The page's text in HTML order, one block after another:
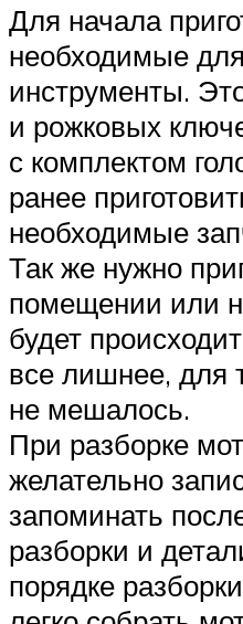
Для начала
необходимые
инструменты.
и рожковых
с комплектом
ранее
необходимые
Так же нужно
помещении или
будет
все лишнее, для
не мешалось.
При разборке
желательно
запоминать
разборки и
порядке